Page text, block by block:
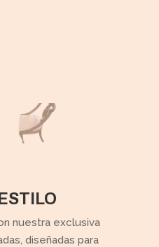
nuestra exclusiva
diseñadas para